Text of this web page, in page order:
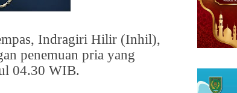
Indragiri Hilir (Inhil),
penemuan pria yang
04.30 WIB.